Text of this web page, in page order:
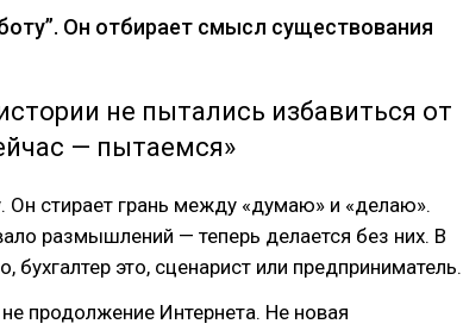
Он отбирает смысл существования
не пытались избавиться от
— пытаемся»
Он стирает грань между «думаю» и «делаю».
размышлений — теперь делается без них. В
бухгалтер это, сценарист или предприниматель.
продолжение Интернета. Не новая